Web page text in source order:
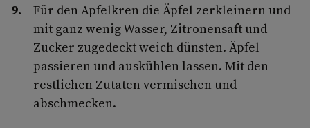
Für den Apfelkren die Äpfel zerkleinern und
mit ganz wenig Wasser, Zitronensaft und
Zucker zugedeckt weich dünsten. Äpfel
passieren und auskühlen lassen. Mit den
restlichen Zutaten vermischen und
abschmecken.